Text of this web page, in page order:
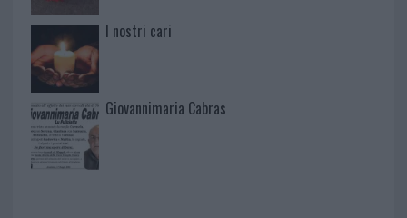
I nostri cari
Giovannimaria Cabras